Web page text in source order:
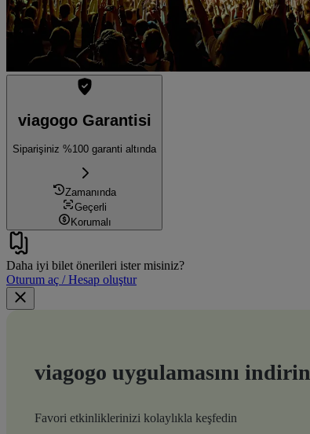
viagogo Garantisi
Siparişiniz %100 garanti altında
Zamanında
Geçerli
Korumalı
Daha iyi bilet önerileri ister misiniz?
Oturum aç / Hesap oluştur
viagogo uygulamasını indirin
Favori etkinliklerinizi kolaylıkla keşfedin